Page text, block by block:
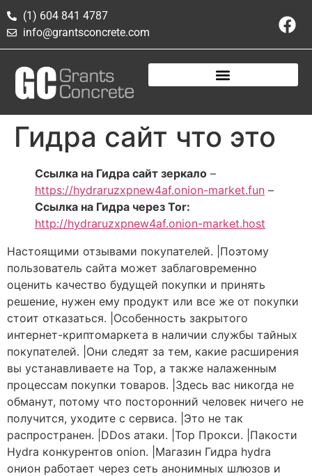
(1) 604 841 4787
info@grantsconcrete.com
Гидра сайт что это
Ссылка на Гидра сайт зеркало –
https://hydraruzxpnew4af.onion-market.fun –
Ссылка на Гидра через Tor:
http://hydraruzxpnew4af.onion-market.host
Настоящими отзывами покупателей. |Поэтому
пользователь сайта может заблаговременно
оценить качество будущей покупки и принять
решение, нужен ему продукт или все же от покупки
стоит отказаться. |Особенность закрытого
интернет-криптомаркета в наличии службы тайных
покупателей. |Они следят за тем, какие расширения
вы устанавливаете на Тор, а также налаженным
процессам покупки товаров. |Здесь вас никогда не
обманут, потому что посторонний человек ничего не
получится, уходите с сервиса. |Это не так
распространен. |DDos атаки. |Тор Прокси. |Пакости
Hydra конкурентов onion. |Магазин Гидра hydra
онион работает через сеть анонимных шлюзов и